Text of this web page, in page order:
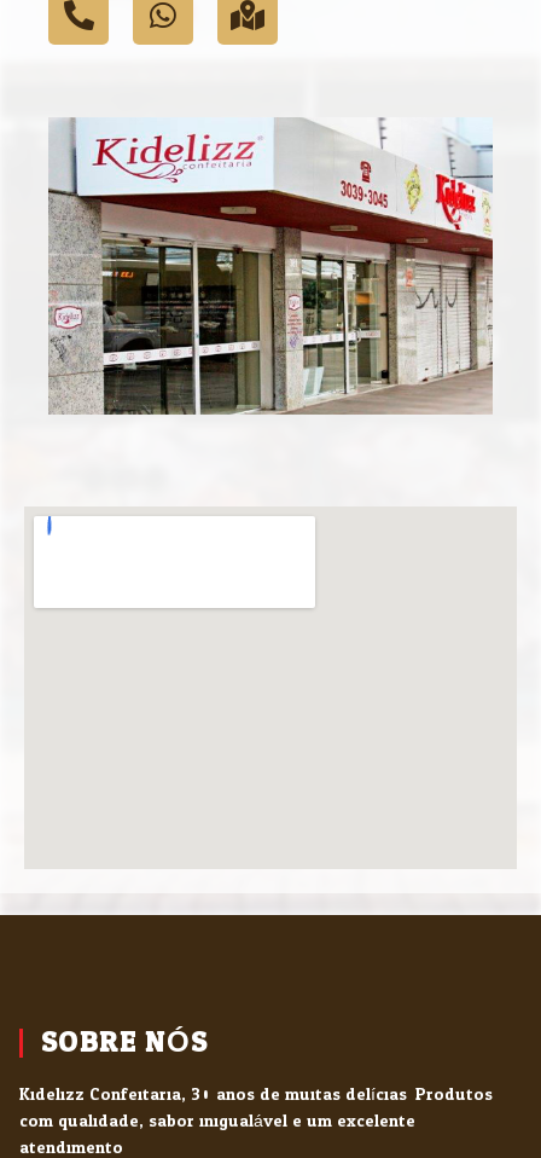
SOBRE NÓS
Kidelizz Confeitaria, 30 anos de muitas delícias. Produtos
com qualidade, sabor inigualável e um excelente
atendimento.